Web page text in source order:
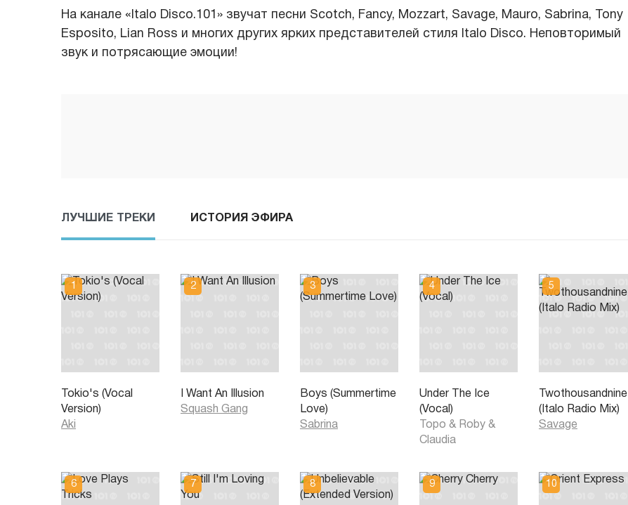
На канале «Italo Disco.101» звучат песни Scotch, Fancy, Mozzart, Savage, Mauro, Sabrina, Tony
Esposito, Lian Ross и многих других ярких представителей стиля Italo Disco. Неповторимый
звук и потрясающие эмоции!
ЛУЧШИЕ ТРЕКИ ИСТОРИЯ ЭФИРА
Tokio's (Vocal
Version)
Aki
I Want An Illusion
Squash Gang
Boys (Summertime
Love)
Sabrina
Under The Ice
(Vocal)
Topo & Roby &
Claudia
Twothousandnine
(Italo Radio Mix)
Savage